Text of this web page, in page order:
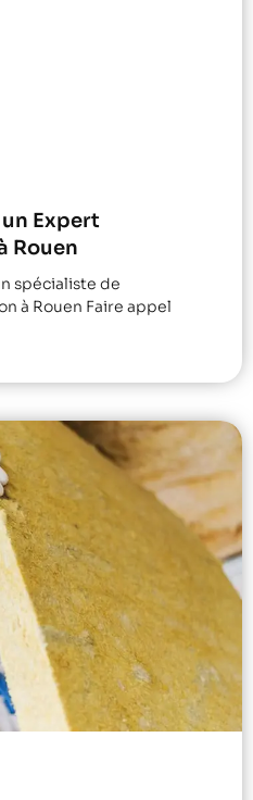
Expert
Rouen
spécialiste de
à Rouen Faire appel